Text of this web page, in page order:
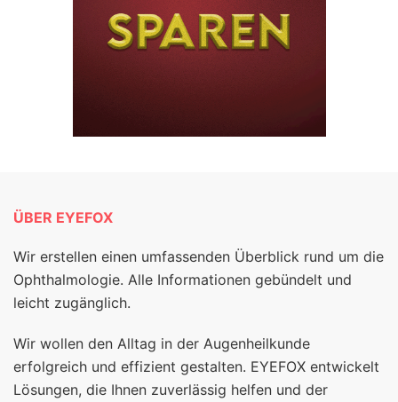
ÜBER EYEFOX
Wir erstellen einen umfassenden Überblick rund um die
Ophthalmologie. Alle Informationen gebündelt und
leicht zugänglich.
Wir wollen den Alltag in der Augenheilkunde
erfolgreich und effizient gestalten. EYEFOX entwickelt
Lösungen, die Ihnen zuverlässig helfen und der